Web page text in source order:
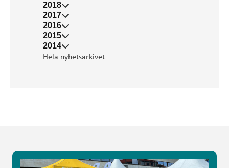
2018
2017
2016
2015
2014
Hela nyhetsarkivet